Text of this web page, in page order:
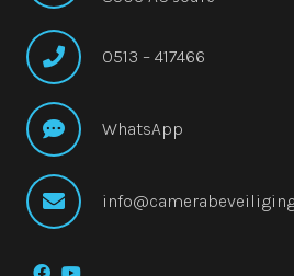
0513 – 417466
WhatsApp